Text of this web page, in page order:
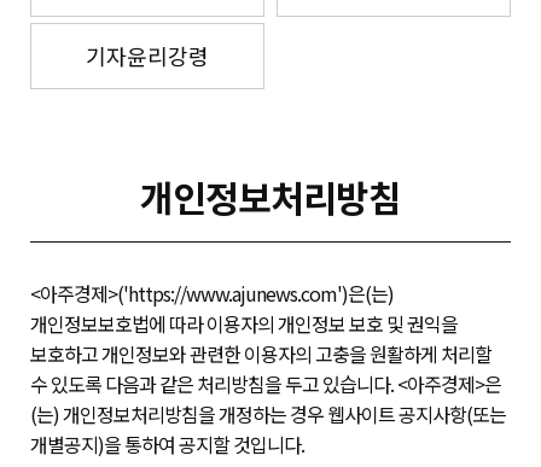
기자윤리강령
개인정보처리방침
<아주경제>('https://www.ajunews.com')은(는)
개인정보보호법에 따라 이용자의 개인정보 보호 및 권익을
보호하고 개인정보와 관련한 이용자의 고충을 원활하게 처리할
수 있도록 다음과 같은 처리방침을 두고 있습니다. <아주경제>은
(는) 개인정보처리방침을 개정하는 경우 웹사이트 공지사항(또는
개별공지)을 통하여 공지할 것입니다.